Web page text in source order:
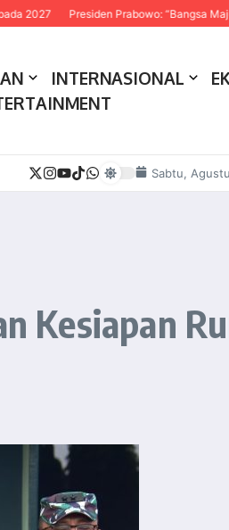
Prabowo: “Bangsa Maju Harus
INTERNASIONAL
Sabtu,
Kesiapan